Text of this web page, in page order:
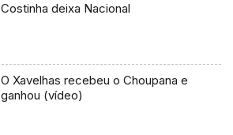
Costinha deixa Nacional
O Xavelhas recebeu o Choupana e
ganhou (vídeo)